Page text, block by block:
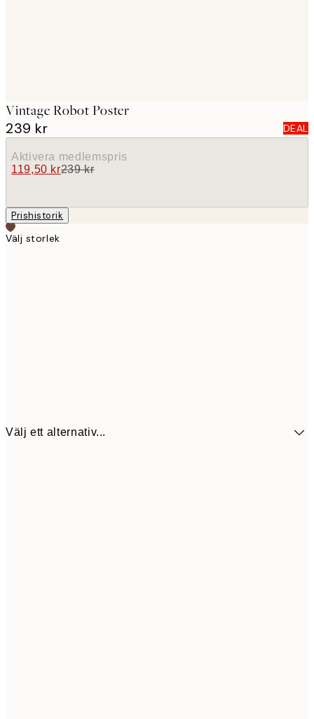
Vintage Robot Poster
239 kr DEAL
Aktivera medlemspris
119,50 kr239 kr
Prishistorik
Välj storlek
Välj ett alternativ...